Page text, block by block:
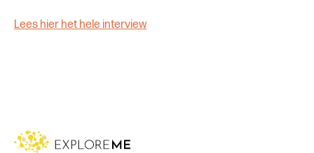
Lees hier het hele interview